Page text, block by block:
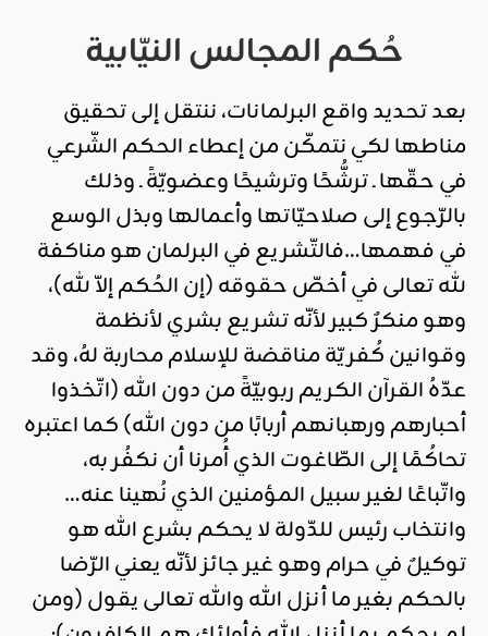
حُكم المجالس النيّابية
بعد تحديد واقع البرلمانات، ننتقل إلى تحقيق
مناطها لكي نتمكّن من إعطاء الحكم الشّرعي
في حقّها ـ ترشُّحًا وترشيحًا وعضويّةً ـ وذلك
بالرّجوع إلى صلاحيّاتها وأعمالها وبذل الوسع
في فهمها…فالتّشريع في البرلمان هو مناكفة
لله تعالى في أخصّ حقوقه (إن الحُكم إلاّ لله)،
وهو منكرٌ كبير لأنّه تشريع بشري لأنظمة
وقوانين كُفريّة مناقضة للإسلام محاربة لهُ، وقد
عدّهُ القرآن الكريم ربوبيّةً من دون الله (اتّخذوا
أحبارهم ورهبانهم أربابًا من دون الله) كما اعتبره
تحاكُمًا إلى الطّاغوت الذي أُمرنا أن نكفُر به،
واتّباعًا لغير سبيل المؤمنين الذي نُهينا عنه…
وانتخاب رئيس للدّولة لا يحكم بشرع الله هو
توكيلٌ في حرام وهو غير جائز لأنّه يعني الرّضا
بالحكم بغير ما أنزل الله والله تعالى يقول (ومن